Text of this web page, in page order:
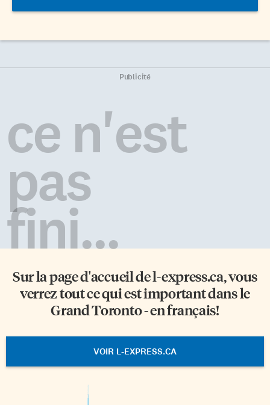
Publicité
ce n'est
pas
fini...
Sur la page d'accueil del-express.ca, vous
verrez tout ce qui est important dans le
Grand Toronto - en français!
VOIR L-EXPRESS.CA